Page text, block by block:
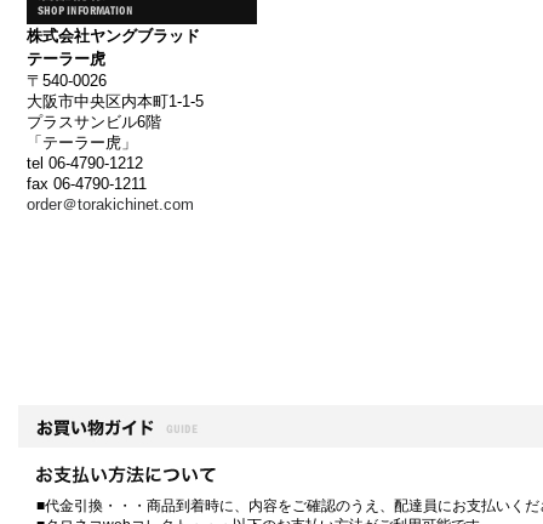
株式会社ヤングブラッド
テーラー虎
〒540-0026
大阪市中央区内本町1-1-5
プラスサンビル6階
「テーラー虎」
tel 06-4790-1212
fax 06-4790-1211
order＠torakichinet.com
■代金引換・・・商品到着時に、内容をご確認のうえ、配達員にお支払いくだ